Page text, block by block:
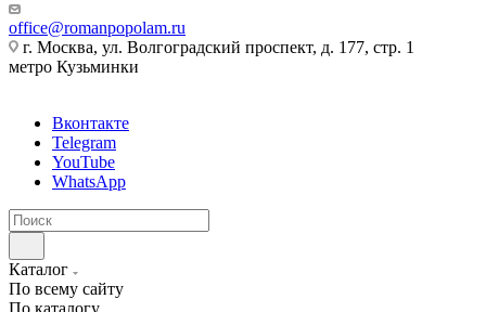
office@romanpopolam.ru
г. Москва, ул. Волгоградский проспект, д. 177, стр. 1
метро Кузьминки
Вконтакте
Telegram
YouTube
WhatsApp
Каталог
По всему сайту
По каталогу